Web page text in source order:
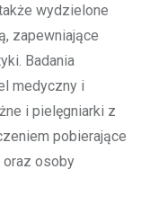
wydzielone
zapewniające
Badania
medyczny i
i pielęgniarki z
pobierające
oraz osoby